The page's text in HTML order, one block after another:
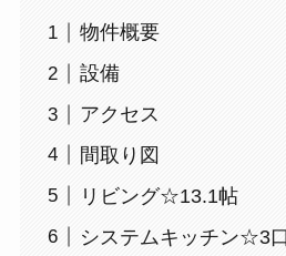
物件概要
設備
アクセス
間取り図
リビング☆13.1帖
システムキッチン☆3